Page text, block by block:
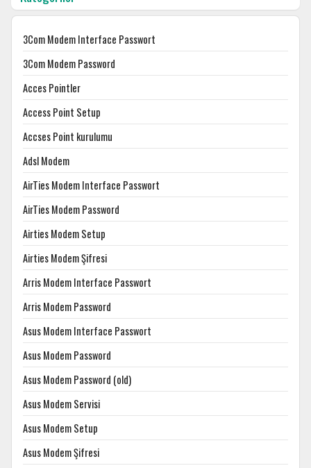
3Com Modem Interface Passwort
3Com Modem Password
Acces Pointler
Access Point Setup
Accses Point kurulumu
Adsl Modem
AirTies Modem Interface Passwort
AirTies Modem Password
Airties Modem Setup
Airties Modem Şifresi
Arris Modem Interface Passwort
Arris Modem Password
Asus Modem Interface Passwort
Asus Modem Password
Asus Modem Password (old)
Asus Modem Servisi
Asus Modem Setup
Asus Modem Şifresi